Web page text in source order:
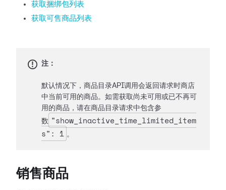
获取捆绑包列表
获取可售商品列表
注：
默认情况下，商品目录API调用会返回请求时商店
中当前可用的商品。如需获取尚未可用或已不再可
用的商品，请在商品目录请求中包含参
数 "show_inactive_time_limited_item
s": 1 。
销售商品